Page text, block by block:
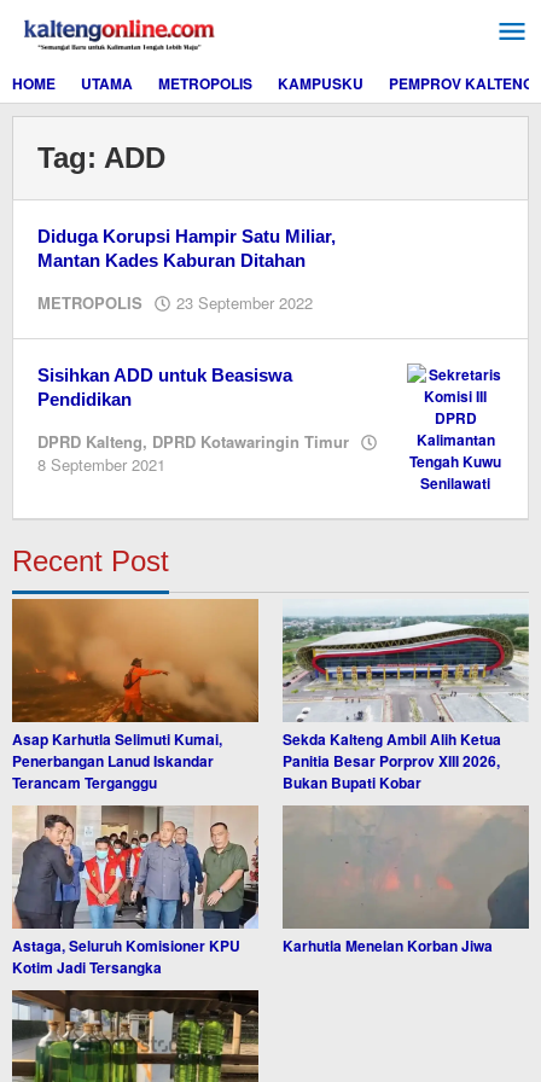
konten
HOME
UTAMA METROPOLIS KAMPUSKU PEMPROV KALTENG
Tag: ADD
Diduga Korupsi Hampir Satu Miliar,
Mantan Kades Kaburan Ditahan
METROPOLIS 23 September 2022
Sisihkan ADD untuk Beasiswa
Pendidikan
DPRD Kalteng, DPRD Kotawaringin Timur
8 September 2021
Recent Post
Asap Karhutla Selimuti Kumai,
Penerbangan Lanud Iskandar
Terancam Terganggu
Sekda Kalteng Ambil Alih Ketua
Panitia Besar Porprov XIII 2026,
Bukan Bupati Kobar
Astaga, Seluruh Komisioner KPU
Kotim Jadi Tersangka
Karhutla Menelan Korban Jiwa